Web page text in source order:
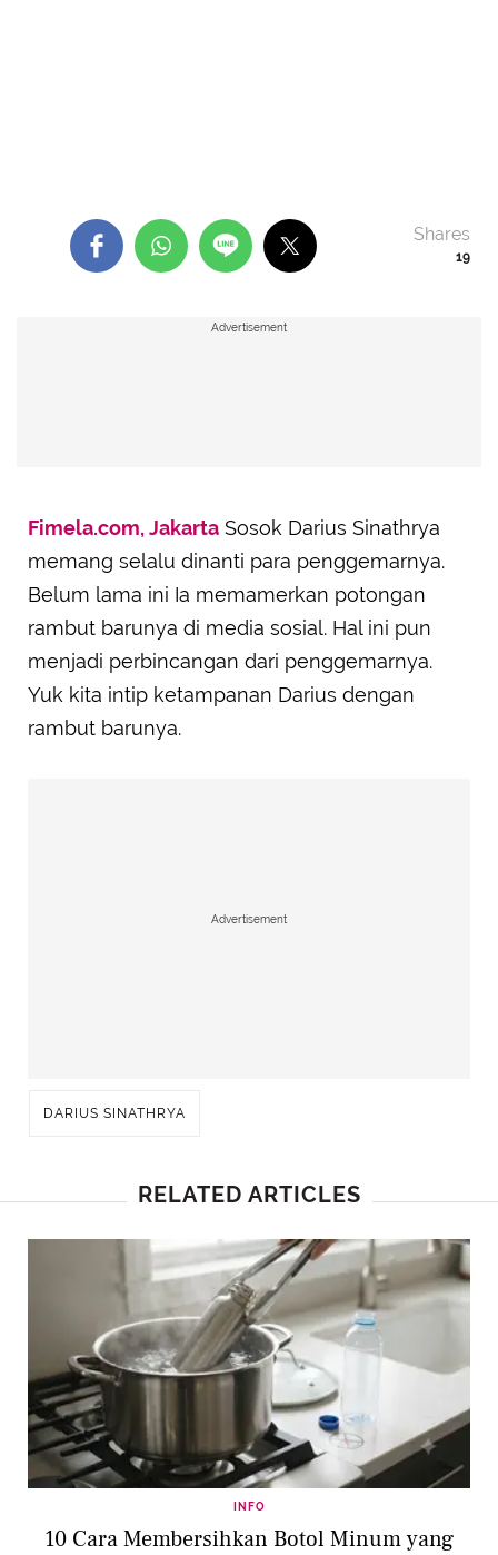
19
Shares
Advertisement
Fimela.com, Jakarta Sosok Darius Sinathrya
memang selalu dinanti para penggemarnya.
Belum lama ini Ia memamerkan potongan
rambut barunya di media sosial. Hal ini pun
menjadi perbincangan dari penggemarnya.
Yuk kita intip ketampanan Darius dengan
rambut barunya.
Advertisement
DARIUS SINATHRYA
RELATED ARTICLES
INFO
10 Cara Membersihkan Botol Minum yang